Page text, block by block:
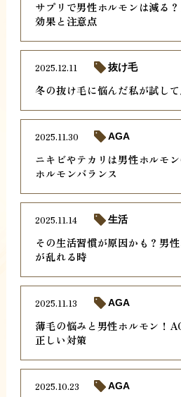
サプリで男性ホルモンは減る
効果と注意点
冬の抜け毛に悩んだ私が試し
2025.12.11 抜け毛
ニキビやテカリは男性ホルモ
ホルモンバランス
2025.11.30 AGA
その生活習慣が原因かも？男
が乱れる時
2025.11.14 生活
薄毛の悩みと男性ホルモン！
正しい対策
2025.11.13 AGA
2025.10.23 AGA